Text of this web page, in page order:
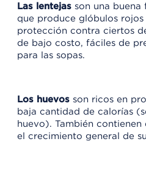
Las lentejas son una
que produce glóbulos rojos
protección contra ciertos
de bajo costo, fáciles de
para las sopas.
Los huevos son ricos en
baja cantidad de calorías
huevo). También
el crecimiento general de